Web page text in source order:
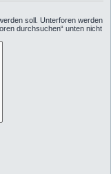
soll. Unterforen werden
durchsuchen“ unten nicht